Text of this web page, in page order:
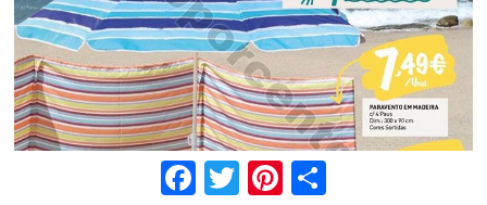
Facebook Twitter Pinterest